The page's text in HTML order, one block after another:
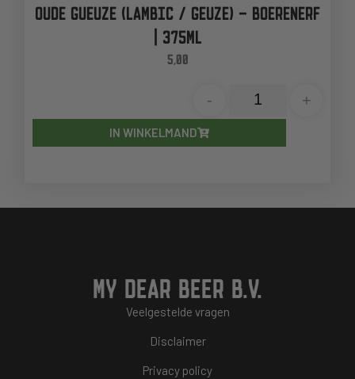
OUDE GUEUZE (LAMBIC / GEUZE) – BOERENERF
| 375ML
5,00
- +
IN WINKELMAND
MY DEAR BEER B.V.
Veelgestelde vragen
Disclaimer
Privacy policy